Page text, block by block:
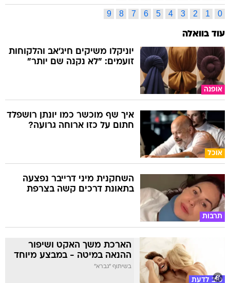
0
1
2
3
4
5
6
7
8
9
עוד בוואלה
אופנה
יוניקלו משיקים חיג'אב והלקוחות
זועמים: "לא נקנה שם יותר"
אוכל
איך שף מוכשר כמו יונתן רושפלד
חתום על כזו ארוחה גרועה?
תרבות
השחקנית מיני דרייבר נפצעה
בתאונת דרכים קשה בצרפת
טוב לדעת
הארכת משך האקט ושיפור
ההנאה במיטה - במבצע מיוחד
בשיתוף "גברא"